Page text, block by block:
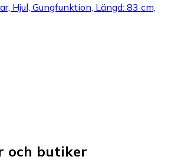
Hjul, Gungfunktion, Längd: 83 cm,
och butiker